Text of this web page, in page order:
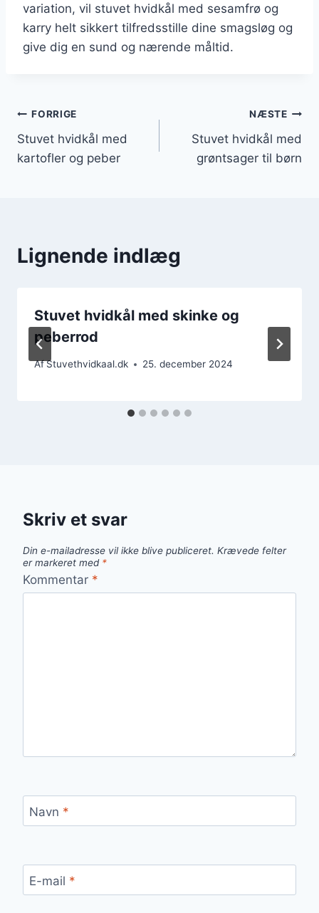
variation, vil stuvet hvidkål med sesamfrø og
karry helt sikkert tilfredsstille dine smagsløg og
give dig en sund og nærende måltid.
Indlægsnavigation
FORRIGE
Stuvet hvidkål med
kartofler og peber
NÆSTE
Stuvet hvidkål med
grøntsager til børn
Lignende indlæg
Stuvet hvidkål med skinke og
peberrod
AfStuvethvidkaal.dk 25. december 2024
Skriv et svar
Din e-mailadresse vil ikke blive publiceret. Krævede felter
er markeret med *
Kommentar *
Navn *
E-mail *